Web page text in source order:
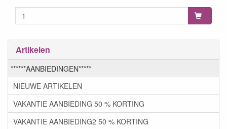
Artikelen
******AANBIEDINGEN*****
NIEUWE ARTIKELEN
VAKANTIE AANBIEDING 50 % KORTING
VAKANTIE AANBIEDING2 50 % KORTING